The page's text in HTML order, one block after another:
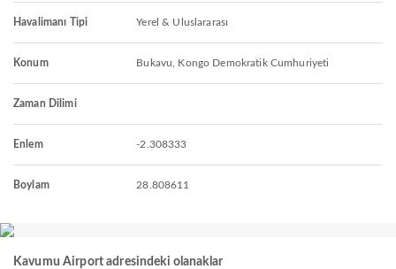
Havalimanı Tipi Yerel & Uluslararası
Konum Bukavu, Kongo Demokratik Cumhuriyeti
Zaman Dilimi
Enlem -2.308333
Boylam 28.808611
Kavumu Airport adresindeki olanaklar